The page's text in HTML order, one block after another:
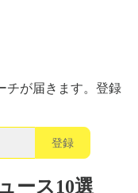
チが届きます。登録
登録
ース10選